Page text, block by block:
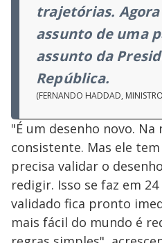
trajetórias.
assunto de uma
assunto da
República.
(FERNANDO HADDAD,
"É um desenho novo.
consistente. Mas ele
precisa validar o
redigir. Isso se faz em
validado fica pronto
mais fácil do mundo é